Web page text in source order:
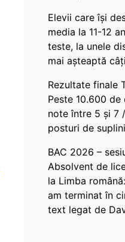
Elevii care își
media la 11-12
teste, la unele
mai așteaptă
Rezultate finale
Peste 10.600
note între 5 și 7
posturi de
BAC 2026 –
Absolvent de
la Limba
am terminat în
text legat de